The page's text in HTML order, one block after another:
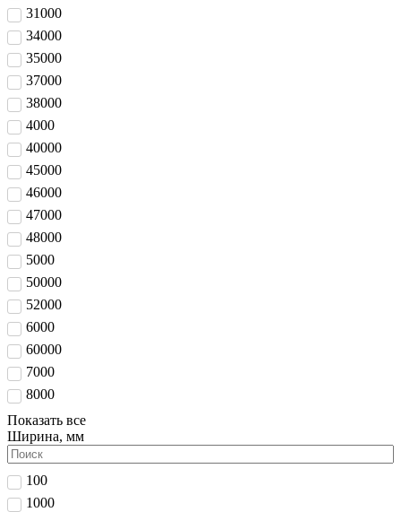
31000
34000
35000
37000
38000
4000
40000
45000
46000
47000
48000
5000
50000
52000
6000
60000
7000
8000
Показать все
Ширина, мм
100
1000